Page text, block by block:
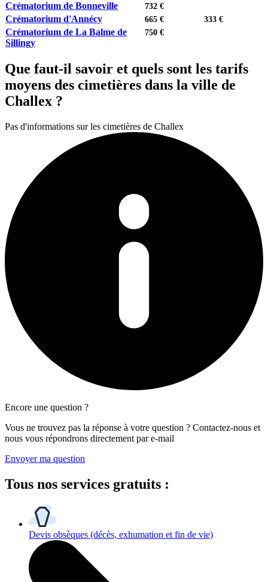
Crématorium de Bonneville
732 €
Crématorium d'Annécy 665 € 333 €
Crématorium de La Balme de
Sillingy
750 €
Que faut-il savoir et quels sont les tarifs
moyens des cimetières dans la ville de
Challex ?
Pas d'informations sur les cimetières de Challex
Encore une question ?
Vous ne trouvez pas la réponse à votre question ? Contactez-nous et
nous vous répondrons directement par e-mail
Envoyer ma question
Tous nos services gratuits :
Devis obsèques (décès, exhumation et fin de vie)